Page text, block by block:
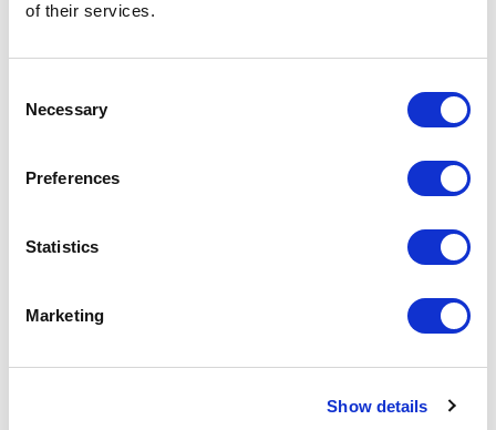
of their services.
Selection
Necessary
Preferences
Statistics
Marketing
Show details
Позвольте клиентам оплатить покупку без заполнения
форм: нужно просто отсканировать QR-код. В